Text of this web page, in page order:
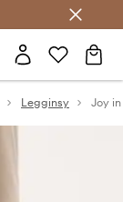
Legginsy